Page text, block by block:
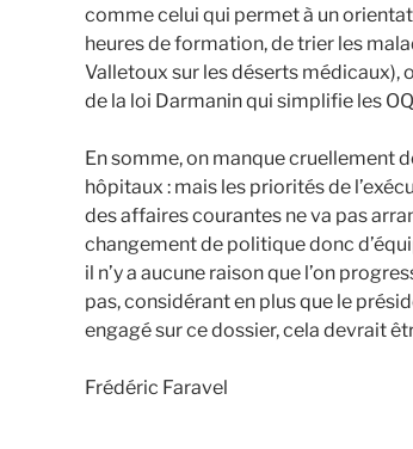
comme celui qui permet à un
heures de formation, de trier les
Valletoux sur les déserts médicaux),
de la loi Darmanin qui simplifie les
En somme, on manque cruellement
hôpitaux : mais les priorités de
des affaires courantes ne va pas
changement de politique donc
il n’y a aucune raison que l’on
pas, considérant en plus que le
engagé sur ce dossier, cela devrait
Frédéric Faravel